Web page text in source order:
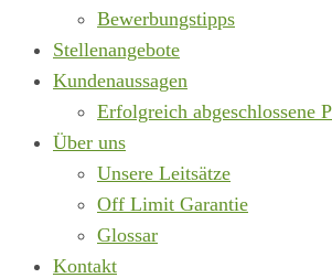
Bewerbungstipps
Stellenangebote
Kundenaussagen
Erfolgreich abgeschlossene
Über uns
Unsere Leitsätze
Off Limit Garantie
Glossar
Kontakt